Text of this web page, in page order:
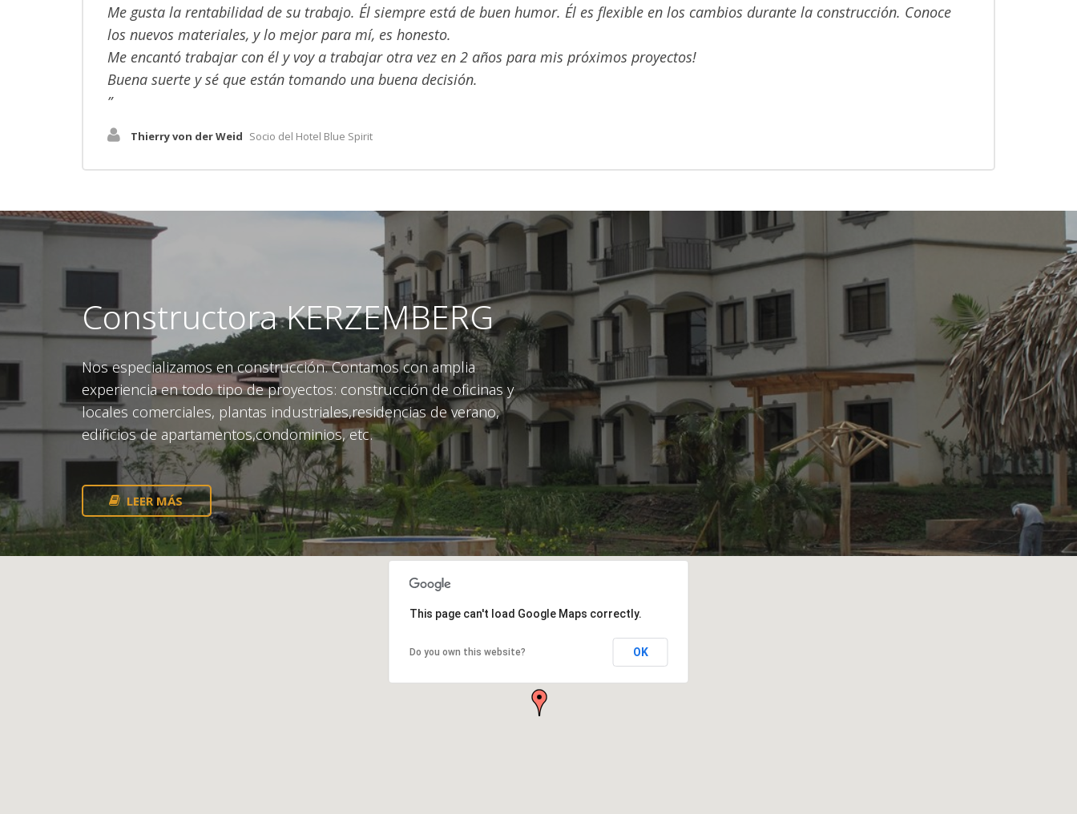
Me gusta la rentabilidad de su trabajo. Él siempre está de buen humor. Él es flexible en los cambios durante la construcción. Conoce
los nuevos materiales, y lo mejor para mí, es honesto.
Me encantó trabajar con él y voy a trabajar otra vez en 2 años para mis próximos proyectos!
Buena suerte y sé que están tomando una buena decisión.
Thierry von der Weid Socio del Hotel Blue Spirit
Constructora KERZEMBERG
Nos especializamos en construcción. Contamos con amplia
experiencia en todo tipo de proyectos: construcción de oficinas y
locales comerciales, plantas industriales,residencias de verano,
edificios de apartamentos,condominios, etc.
LEER MÁS
This page can't load Google Maps correctly.
Do you own this website? OK